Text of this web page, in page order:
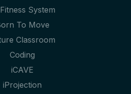
System
To Move
Classroom
Coding
iCAVE
iProjection